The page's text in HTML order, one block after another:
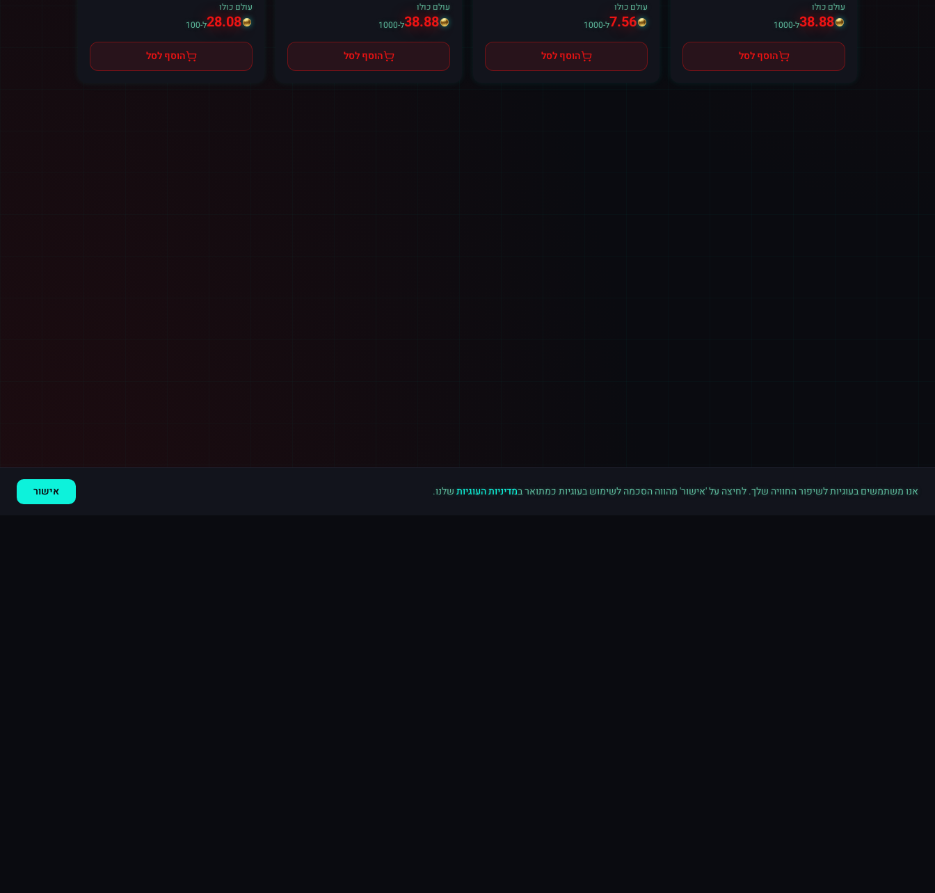
עולם כולו
38.88ל-1000
הוסף לסל
עולם כולו
7.56ל-1000
הוסף לסל
עולם כולו
38.88ל-1000
הוסף לסל
עולם כולו
28.08ל-100
הוסף לסל
אנו משתמשים בעוגיות לשיפור החוויה שלך. לחיצה על 'אישור' מהווה הסכמה לשימוש בעוגיות כמתואר במדיניות העוגיותשלנו. אישור